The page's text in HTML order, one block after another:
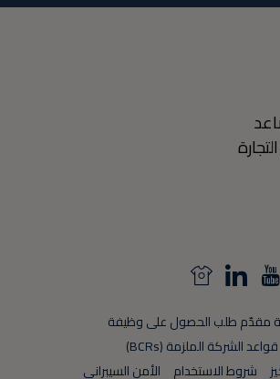
Y
o
u
L
i
n
N
e
w
طلب الحصول على وظيفة
قواعد الشركة الملزمة (BCRs)
شروط الاستخدام الأمن السيبراني